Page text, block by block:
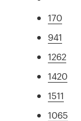
170
941
1262
1420
1511
1065